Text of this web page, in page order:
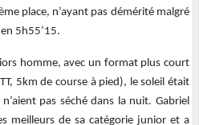
place, n’ayant pas démérité malgré
5h55’15.
homme, avec un format plus court
5km de course à pied), le soleil était
pas séché dans la nuit. Gabriel
meilleurs de sa catégorie junior et a